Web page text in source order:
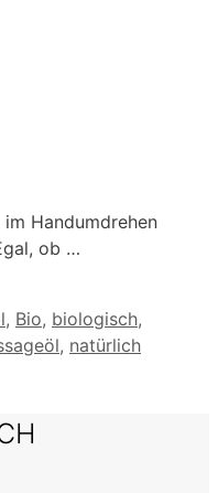
Handumdrehen
ob …
, Bio, biologisch,
, natürlich